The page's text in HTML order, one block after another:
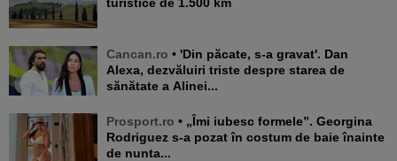
Cancan.ro • 'Din păcate, s-a gravat'. Dan
Alexa, dezvăluiri triste despre starea de
sănătate a Alinei...
Prosport.ro • „Îmi iubesc formele”. Georgina
Rodriguez s-a pozat în costum de baie înainte
de nunta...